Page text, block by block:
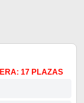
17 PLAZAS